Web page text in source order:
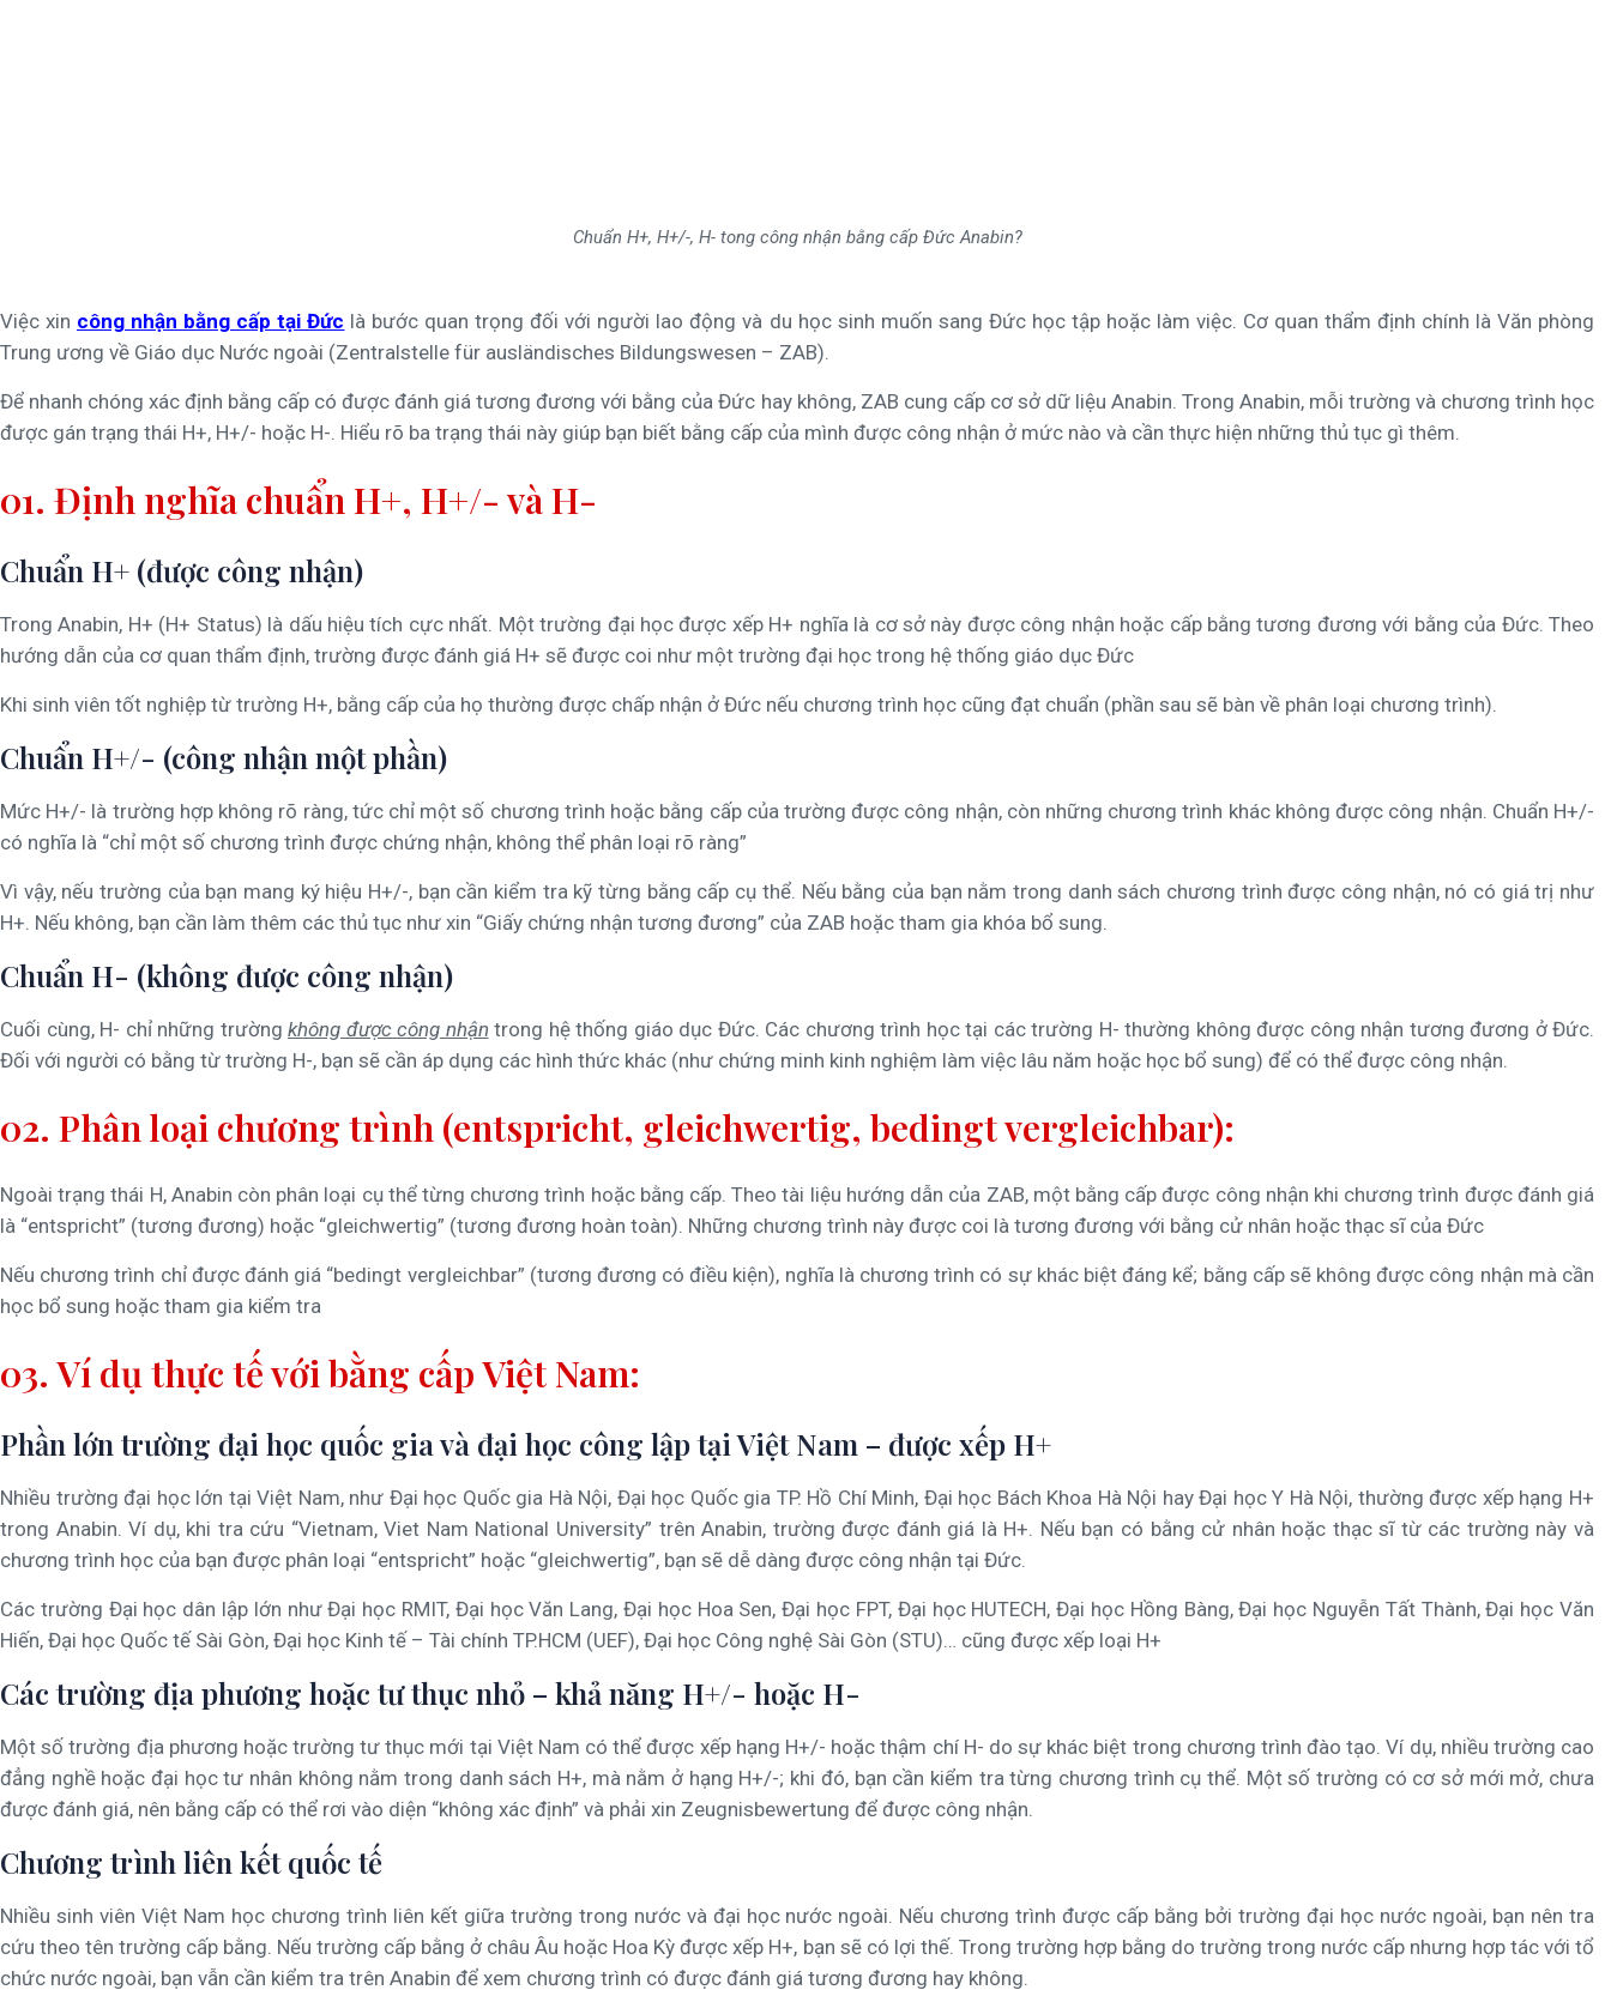
Chuẩn H+, H+/-, H- tong công nhận bằng cấp Đức Anabin?
Việc xin công nhận bằng cấp tại Đức là bước quan trọng đối với người lao động và du học sinh muốn sang Đức học tập hoặc làm việc. Cơ quan thẩm định chính là Văn phòng
Trung ương về Giáo dục Nước ngoài (Zentralstelle für ausländisches Bildungswesen – ZAB).
Để nhanh chóng xác định bằng cấp có được đánh giá tương đương với bằng của Đức hay không, ZAB cung cấp cơ sở dữ liệu Anabin. Trong Anabin, mỗi trường và chương trình học
được gán trạng thái H+, H+/- hoặc H-. Hiểu rõ ba trạng thái này giúp bạn biết bằng cấp của mình được công nhận ở mức nào và cần thực hiện những thủ tục gì thêm.
01. Định nghĩa chuẩn H+, H+/- và H-
Chuẩn H+ (được công nhận)
Trong Anabin, H+ (H+ Status) là dấu hiệu tích cực nhất. Một trường đại học được xếp H+ nghĩa là cơ sở này được công nhận hoặc cấp bằng tương đương với bằng của Đức. Theo
hướng dẫn của cơ quan thẩm định, trường được đánh giá H+ sẽ được coi như một trường đại học trong hệ thống giáo dục Đức
Khi sinh viên tốt nghiệp từ trường H+, bằng cấp của họ thường được chấp nhận ở Đức nếu chương trình học cũng đạt chuẩn (phần sau sẽ bàn về phân loại chương trình).
Chuẩn H+/- (công nhận một phần)
Mức H+/- là trường hợp không rõ ràng, tức chỉ một số chương trình hoặc bằng cấp của trường được công nhận, còn những chương trình khác không được công nhận. Chuẩn H+/-
có nghĩa là “chỉ một số chương trình được chứng nhận, không thể phân loại rõ ràng”
Vì vậy, nếu trường của bạn mang ký hiệu H+/-, bạn cần kiểm tra kỹ từng bằng cấp cụ thể. Nếu bằng của bạn nằm trong danh sách chương trình được công nhận, nó có giá trị như
H+. Nếu không, bạn cần làm thêm các thủ tục như xin “Giấy chứng nhận tương đương” của ZAB hoặc tham gia khóa bổ sung.
Chuẩn H- (không được công nhận)
Cuối cùng, H- chỉ những trường không được công nhận trong hệ thống giáo dục Đức. Các chương trình học tại các trường H- thường không được công nhận tương đương ở Đức.
Đối với người có bằng từ trường H-, bạn sẽ cần áp dụng các hình thức khác (như chứng minh kinh nghiệm làm việc lâu năm hoặc học bổ sung) để có thể được công nhận.
02. Phân loại chương trình (entspricht, gleichwertig, bedingt vergleichbar):
Ngoài trạng thái H, Anabin còn phân loại cụ thể từng chương trình hoặc bằng cấp. Theo tài liệu hướng dẫn của ZAB, một bằng cấp được công nhận khi chương trình được đánh giá
là “entspricht” (tương đương) hoặc “gleichwertig” (tương đương hoàn toàn). Những chương trình này được coi là tương đương với bằng cử nhân hoặc thạc sĩ của Đức
Nếu chương trình chỉ được đánh giá “bedingt vergleichbar” (tương đương có điều kiện), nghĩa là chương trình có sự khác biệt đáng kể; bằng cấp sẽ không được công nhận mà cần
học bổ sung hoặc tham gia kiểm tra
03. Ví dụ thực tế với bằng cấp Việt Nam:
Phần lớn trường đại học quốc gia và đại học công lập tại Việt Nam – được xếp H+
Nhiều trường đại học lớn tại Việt Nam, như Đại học Quốc gia Hà Nội, Đại học Quốc gia TP. Hồ Chí Minh, Đại học Bách Khoa Hà Nội hay Đại học Y Hà Nội, thường được xếp hạng H+
trong Anabin. Ví dụ, khi tra cứu “Vietnam, Viet Nam National University” trên Anabin, trường được đánh giá là H+. Nếu bạn có bằng cử nhân hoặc thạc sĩ từ các trường này và
chương trình học của bạn được phân loại “entspricht” hoặc “gleichwertig”, bạn sẽ dễ dàng được công nhận tại Đức.
Các trường Đại học dân lập lớn như Đại học RMIT, Đại học Văn Lang, Đại học Hoa Sen, Đại học FPT, Đại học HUTECH, Đại học Hồng Bàng, Đại học Nguyễn Tất Thành, Đại học Văn
Hiến, Đại học Quốc tế Sài Gòn, Đại học Kinh tế – Tài chính TP.HCM (UEF), Đại học Công nghệ Sài Gòn (STU)… cũng được xếp loại H+
Các trường địa phương hoặc tư thục nhỏ – khả năng H+/- hoặc H-
Một số trường địa phương hoặc trường tư thục mới tại Việt Nam có thể được xếp hạng H+/- hoặc thậm chí H- do sự khác biệt trong chương trình đào tạo. Ví dụ, nhiều trường cao
đẳng nghề hoặc đại học tư nhân không nằm trong danh sách H+, mà nằm ở hạng H+/-; khi đó, bạn cần kiểm tra từng chương trình cụ thể. Một số trường có cơ sở mới mở, chưa
được đánh giá, nên bằng cấp có thể rơi vào diện “không xác định” và phải xin Zeugnisbewertung để được công nhận.
Chương trình liên kết quốc tế
Nhiều sinh viên Việt Nam học chương trình liên kết giữa trường trong nước và đại học nước ngoài. Nếu chương trình được cấp bằng bởi trường đại học nước ngoài, bạn nên tra
cứu theo tên trường cấp bằng. Nếu trường cấp bằng ở châu Âu hoặc Hoa Kỳ được xếp H+, bạn sẽ có lợi thế. Trong trường hợp bằng do trường trong nước cấp nhưng hợp tác với tổ
chức nước ngoài, bạn vẫn cần kiểm tra trên Anabin để xem chương trình có được đánh giá tương đương hay không.